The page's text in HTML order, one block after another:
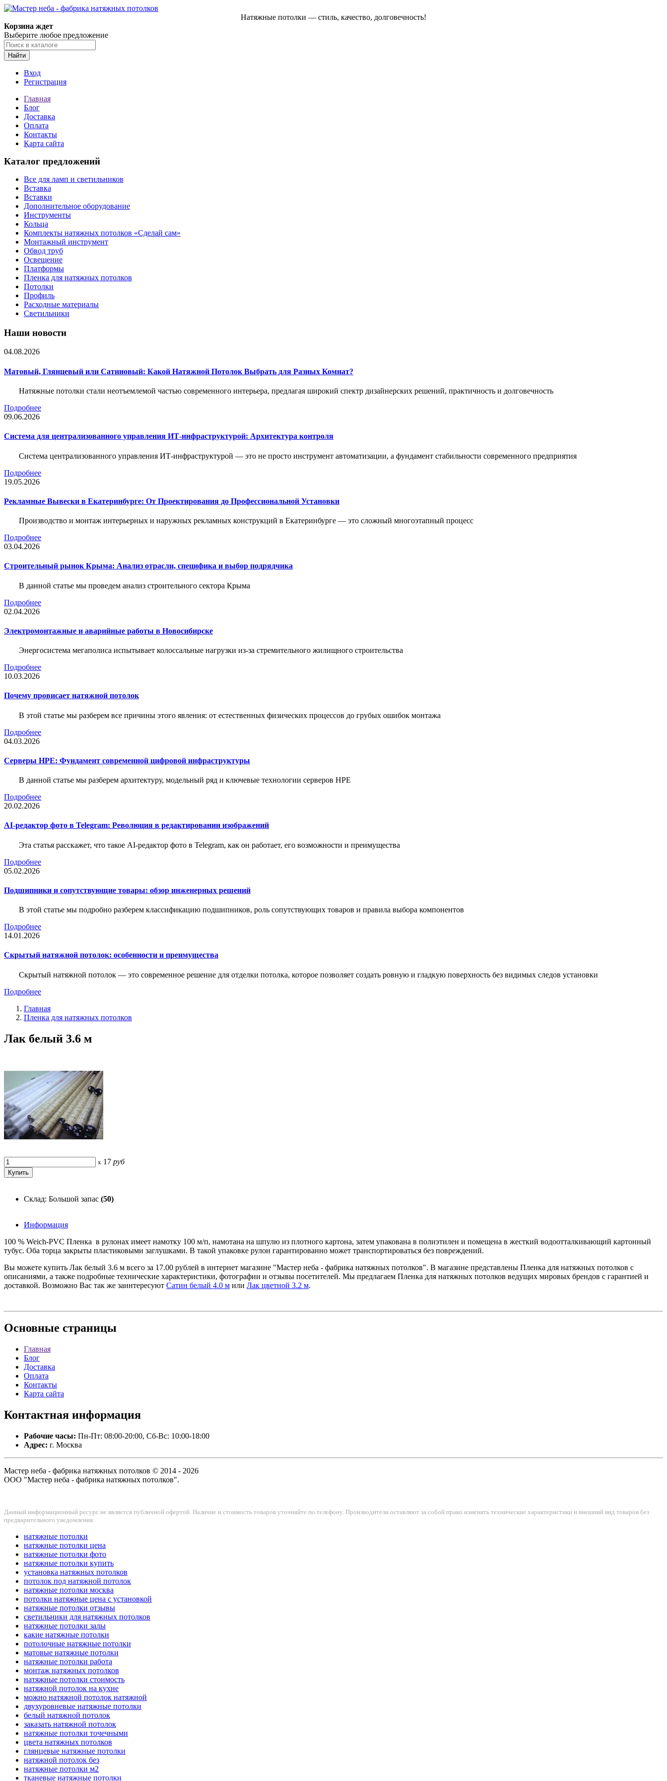
Натяжные потолки — стиль, качество, долговечность!
Корзина ждет
Выберите любое предложение
Найти
Вход
Регистрация
Главная
Блог
Доставка
Оплата
Контакты
Карта сайта
Каталог предложений
Все для ламп и светильников
Вставка
Вставки
Дополнительное оборудование
Инструменты
Кольца
Комплекты натяжных потолков «Сделай сам»
Монтажный инструмент
Обвод труб
Освещение
Платформы
Пленка для натяжных потолков
Потолки
Профиль
Расходные материалы
Светильники
Наши новости
04.08.2026
Матовый, Глянцевый или Сатиновый: Какой Натяжной Потолок Выбрать для Разных Комнат?
Натяжные потолки стали неотъемлемой частью современного интерьера, предлагая широкий спектр дизайнерских решений, практичность и долговечность
Подробнее
09.06.2026
Система для централизованного управления ИТ-инфраструктурой: Архитектура контроля
Система централизованного управления ИТ-инфраструктурой — это не просто инструмент автоматизации, а фундамент стабильности современного предприятия
Подробнее
19.05.2026
Рекламные Вывески в Екатеринбурге: От Проектирования до Профессиональной Установки
Производство и монтаж интерьерных и наружных рекламных конструкций в Екатеринбурге — это сложный многоэтапный процесс
Подробнее
03.04.2026
Строительный рынок Крыма: Анализ отрасли, специфика и выбор подрядчика
В данной статье мы проведем анализ строительного сектора Крыма
Подробнее
02.04.2026
Электромонтажные и аварийные работы в Новосибирске
Энергосистема мегаполиса испытывает колоссальные нагрузки из-за стремительного жилищного строительства
Подробнее
10.03.2026
Почему провисает натяжной потолок
В этой статье мы разберем все причины этого явления: от естественных физических процессов до грубых ошибок монтажа
Подробнее
04.03.2026
Серверы HPE: Фундамент современной цифровой инфраструктуры
В данной статье мы разберем архитектуру, модельный ряд и ключевые технологии серверов HPE
Подробнее
20.02.2026
AI-редактор фото в Telegram: Революция в редактировании изображений
Эта статья расскажет, что такое AI-редактор фото в Telegram, как он работает, его возможности и преимущества
Подробнее
05.02.2026
Подшипники и сопутствующие товары: обзор инженерных решений
В этой статье мы подробно разберем классификацию подшипников, роль сопутствующих товаров и правила выбора компонентов
Подробнее
14.01.2026
Скрытый натяжной потолок: особенности и преимущества
Скрытый натяжной потолок — это современное решение для отделки потолка, которое позволяет создать ровную и гладкую поверхность без видимых следов установки
Подробнее
Главная
Пленка для натяжных потолков
Лак белый 3.6 м
x 17 руб
Склад: Большой запас (50)
Информация
100 % Weich-PVC Пленка в рулонах имеет намотку 100 м/п, намотана на шпулю из плотного картона, затем упакована в полиэтилен и помещена в жесткий водоотталкивающий картонный
тубус. Оба торца закрыты пластиковыми заглушками. В такой упаковке рулон гарантированно может транспортироваться без повреждений.
Вы можете купить Лак белый 3.6 м всего за 17.00 рублей в интернет магазине "Мастер неба - фабрика натяжных потолков". В магазине представлены Пленка для натяжных потолков с
описаниями, а также подробные технические характеристики, фотографии и отзывы посетителей. Мы предлагаем Пленка для натяжных потолков ведущих мировых брендов с гарантией и
доставкой. Возможно Вас так же заинтересуют Сатин белый 4.0 м или Лак цветной 3.2 м.
Основные страницы
Главная
Блог
Доставка
Оплата
Контакты
Карта сайта
Контактная информация
Рабочие часы: Пн-Пт: 08:00-20:00, Сб-Вс: 10:00-18:00
Адрес: г. Москва
Мастер неба - фабрика натяжных потолков © 2014 - 2026
ООО "Мастер неба - фабрика натяжных потолков".
Данный информационный ресурс не является публичной офертой. Наличие и стоимость товаров уточняйте по телефону. Производители оставляют за собой право изменять технические характеристики и внешний вид товаров без
предварительного уведомления.
натяжные потолки
натяжные потолки цена
натяжные потолки фото
натяжные потолки купить
установка натяжных потолков
потолок под натяжной потолок
натяжные потолки москва
потолки натяжные цена с установкой
натяжные потолки отзывы
светильники для натяжных потолков
натяжные потолки залы
какие натяжные потолки
потолочные натяжные потолки
матовые натяжные потолки
натяжные потолки работа
монтаж натяжных потолков
натяжные потолки стоимость
натяжной потолок на кухне
можно натяжной потолок натяжной
двухуровневые натяжные потолки
белый натяжной потолок
заказать натяжной потолок
натяжные потолки точечными
цвета натяжных потолков
глянцевые натяжные потолки
натяжной потолок без
натяжные потолки м2
тканевые натяжные потолки